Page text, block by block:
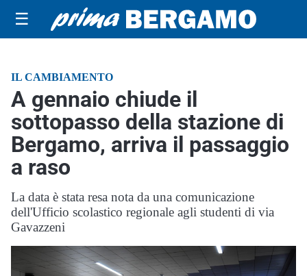
☰
IL CAMBIAMENTO
A gennaio chiude il
sottopasso della stazione di
Bergamo, arriva il passaggio
a raso
La data è stata resa nota da una comunicazione
dell'Ufficio scolastico regionale agli studenti di via
Gavazzeni